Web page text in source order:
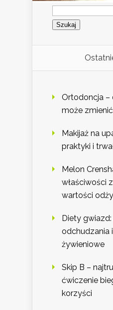
Szukaj:
Ortodoncja –
może
Makijaż na
praktyki i
Melon
właściwości
wartości
Diety
odchudzania
żywieniowe
Skip B –
ćwiczenie
korzyści